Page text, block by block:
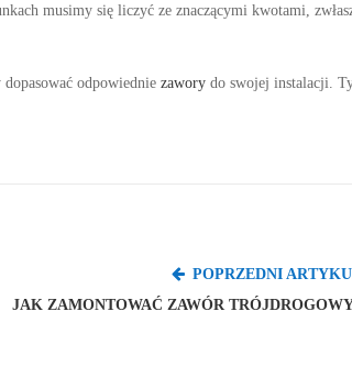
musimy się liczyć ze znaczącymi kwotami,
odpowiednie zawory do swojej instalacji.
POPRZEDNI
JAK ZAMONTOWAĆ ZAWÓR